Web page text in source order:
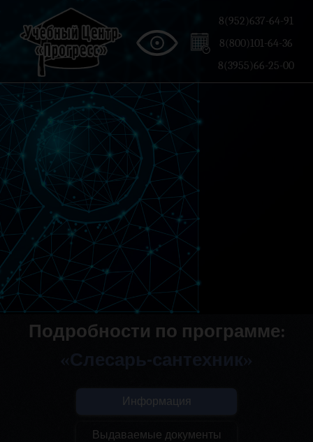
8(952)637-64-91
8(800)101-64-36
8(3955)66-25-00
Подробности по программе:
«Слесарь-сантехник»
Информация
Выдаваемые документы